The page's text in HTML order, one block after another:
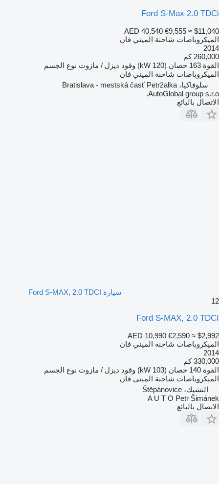
Ford S-Max 2.0 TDCi
AED 40,540 €9,555 ≈ $11,040
الميكروباصات شاحنة الميني فان
2014
260,000 كم
القوة 163 حصان (120 kW) وقود ديزل / مازوت نوع الجسم
الميكروباصات شاحنة الميني فان
سلوفاكيا، Bratislava - mestská časť Petržalka
AutoGlobal group s.r.o.
الاتصال بالبائع
سيارة Ford S-MAX, 2.0 TDCI
12
Ford S-MAX, 2.0 TDCI
AED 10,990 €2,590 ≈ $2,992
الميكروباصات شاحنة الميني فان
2014
330,000 كم
القوة 140 حصان (103 kW) وقود ديزل / مازوت نوع الجسم
الميكروباصات شاحنة الميني فان
التشيك، Štěpánovice
A U T O Petr Šimánek
الاتصال بالبائع